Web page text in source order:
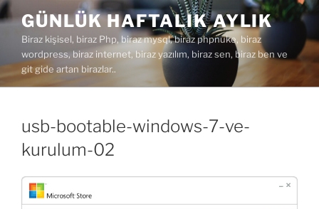
İçeriğe
geç
GÜNLÜK HAFTALIK AYLIK
Biraz kişisel, biraz Php, biraz mysql, biraz phpnuke, biraz
wordpress, biraz internet, biraz yazılım, biraz sen, biraz ben ve
git gide artan birazlar..
usb-bootable-windows-7-ve-
kurulum-02